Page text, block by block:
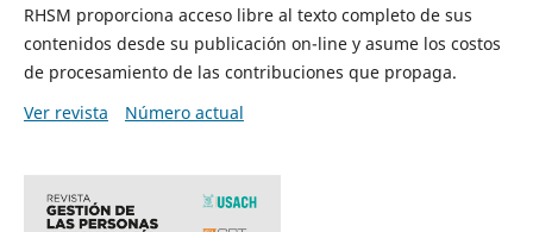
RHSM proporciona acceso libre al texto completo de sus
contenidos desde su publicación on-line y asume los costos
de procesamiento de las contribuciones que propaga.
Ver revista
Número actual